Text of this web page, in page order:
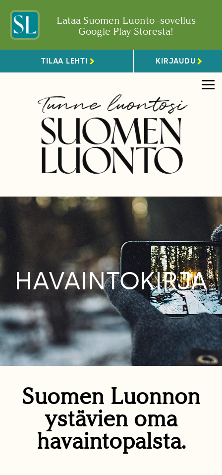
Lataa Suomen Luonto -sovellus
Google Play Storesta!
TILAA LEHTI KIRJAUDU
HAVAINTOKIRJA
Suomen Luonnon
ystävien oma
havaintopalsta.